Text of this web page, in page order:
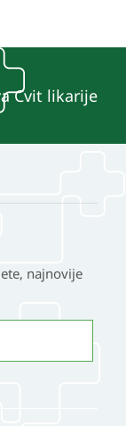
Cvit likarije
najnovije